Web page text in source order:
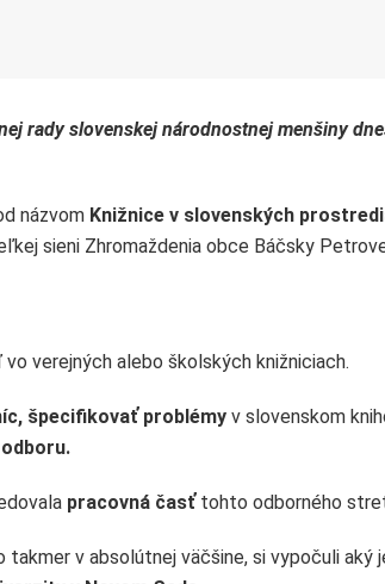
rady slovenskej národnostnej menšiny
názvom Knižnice v slovenských
sieni Zhromaždenia obce Báčsky
verejných alebo školských knižniciach.
špecifikovať problémy v slovenskom
pracovná časťtohto odborného
takmer v absolútnej väčšine, si vypočuli aký